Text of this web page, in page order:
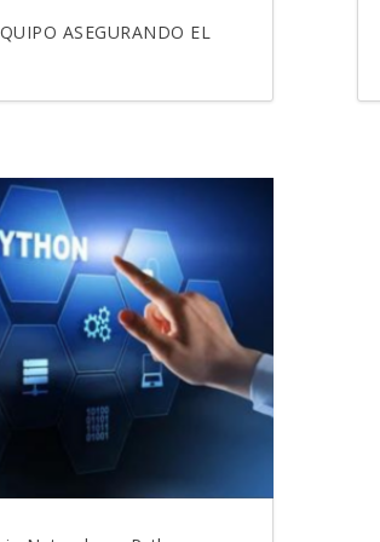
ASEGURANDO EL